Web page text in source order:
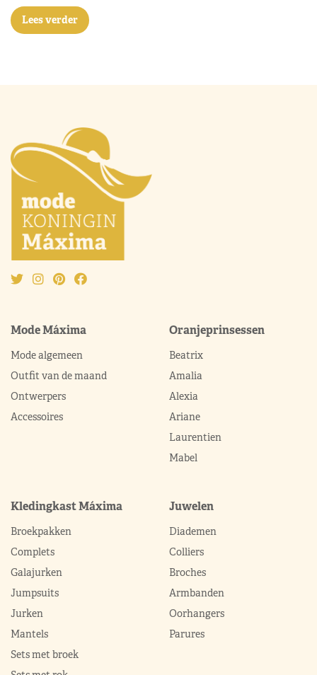
Lees verder
Mode Máxima
Mode algemeen
Outfit van de maand
Ontwerpers
Accessoires
Oranjeprinsessen
Beatrix
Amalia
Alexia
Ariane
Laurentien
Mabel
Kledingkast Máxima
Broekpakken
Complets
Galajurken
Jumpsuits
Jurken
Mantels
Sets met broek
Juwelen
Diademen
Colliers
Broches
Armbanden
Oorhangers
Parures